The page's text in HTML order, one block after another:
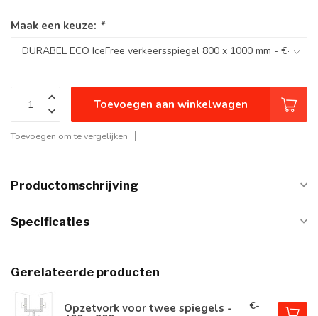
Maak een keuze: *
Toevoegen aan winkelwagen
Toevoegen om te vergelijken
Productomschrijving
Specificaties
Gerelateerde producten
Opzetvork voor twee spiegels -
€-